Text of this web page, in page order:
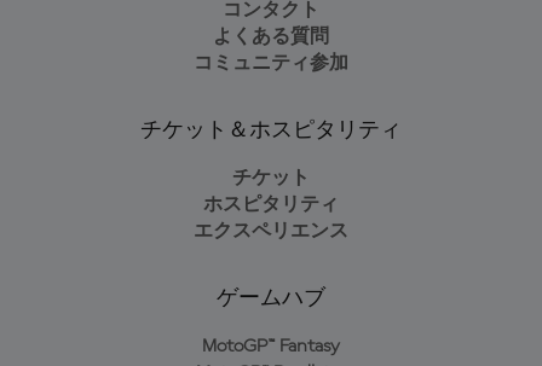
コンタクト
よくある質問
コミュニティ参加
チケット＆ホスピタリティ
チケット
ホスピタリティ
エクスペリエンス
ゲームハブ
MotoGP™ Fantasy